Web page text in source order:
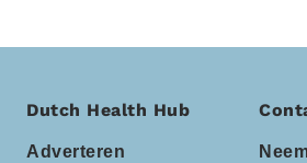
Dutch Health Hub
Adverteren